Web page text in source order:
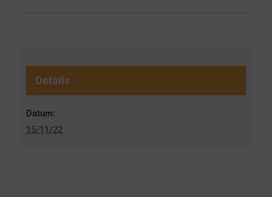
Details
Datum:
15/11/22